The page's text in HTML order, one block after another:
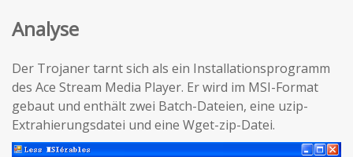
Analyse
Der Trojaner tarnt sich als ein Installationsprogramm
des Ace Stream Media Player. Er wird im MSI-Format
gebaut und enthält zwei Batch-Dateien, eine uzip-
Extrahierungsdatei und eine Wget-zip-Datei.